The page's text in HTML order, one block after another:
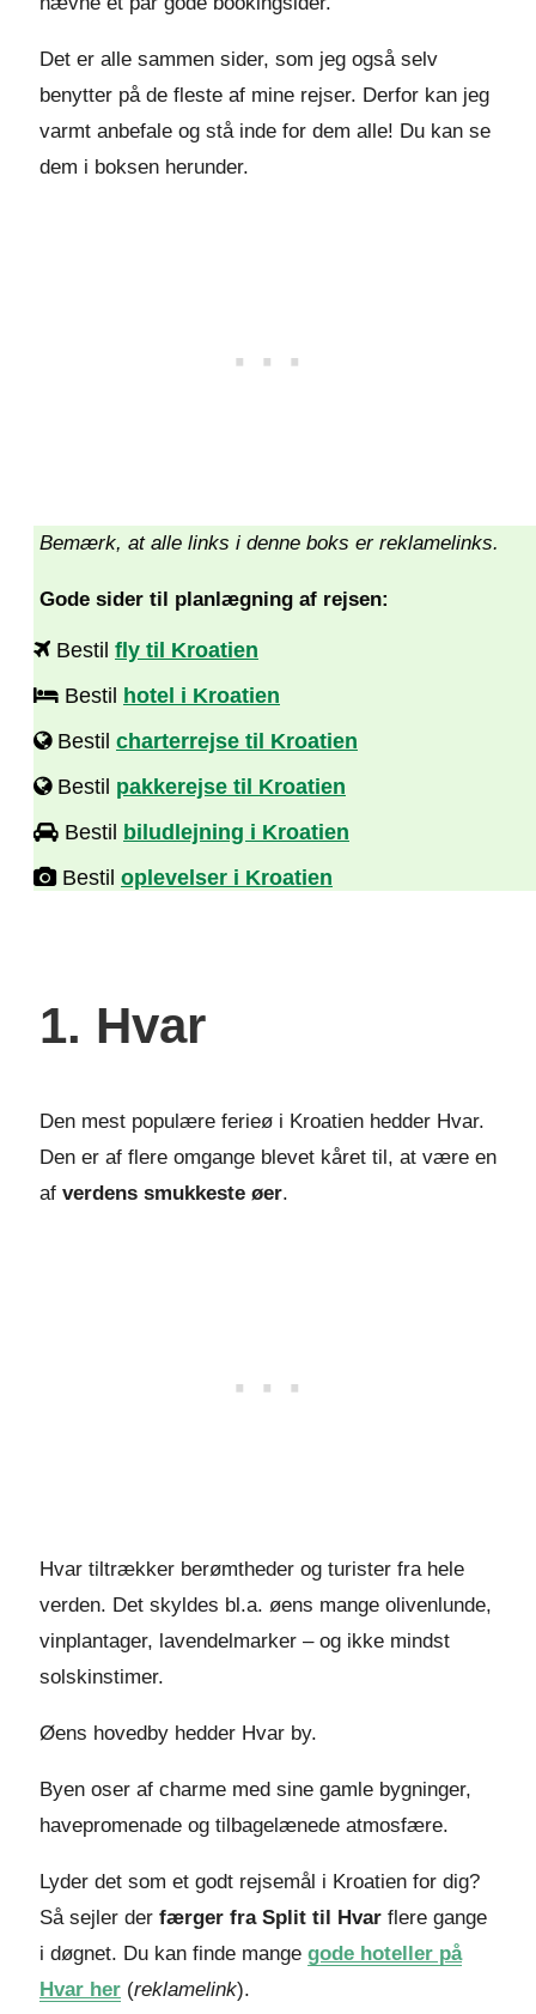
Det er alle sammen sider, som jeg også selv
benytter på de fleste af mine rejser. Derfor kan jeg
varmt anbefale og stå inde for dem alle! Du kan se
dem i boksen herunder.
Bemærk, at alle links i denne boks er reklamelinks.
Gode sider til planlægning af rejsen:
Bestil fly til Kroatien
Bestil
hotel i Kroatien
Bestil charterrejse til Kroatien
Bestil pakkerejse til Kroatien
Bestil
biludlejning i Kroatien
Bestil oplevelser i Kroatien
1. Hvar
Den mest populære ferieø i Kroatien hedder Hvar.
Den er af flere omgange blevet kåret til, at være en
af verdens smukkeste øer.
Hvar tiltrækker berømtheder og turister fra hele
verden. Det skyldes bl.a. øens mange olivenlunde,
vinplantager, lavendelmarker – og ikke mindst
solskinstimer.
Øens hovedby hedder Hvar by.
Byen oser af charme med sine gamle bygninger,
havepromenade og tilbagelænede atmosfære.
Lyder det som et godt rejsemål i Kroatien for dig?
Så sejler der færger fra Split til Hvar flere gange
i døgnet. Du kan finde mange gode hoteller på
Hvar her (reklamelink).